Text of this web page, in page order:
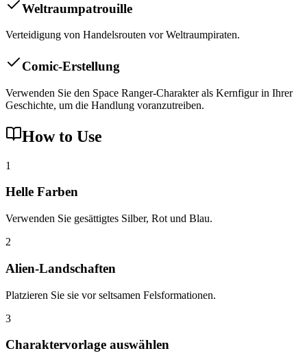
Weltraumpatrouille
Verteidigung von Handelsrouten vor Weltraumpiraten.
Comic-Erstellung
Verwenden Sie den Space Ranger-Charakter als Kernfigur in Ihrer
Geschichte, um die Handlung voranzutreiben.
How to Use
1
Helle Farben
Verwenden Sie gesättigtes Silber, Rot und Blau.
2
Alien-Landschaften
Platzieren Sie sie vor seltsamen Felsformationen.
3
Charaktervorlage auswählen